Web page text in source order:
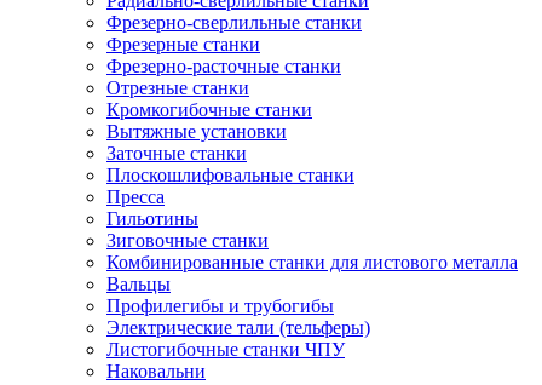
Фрезерно-сверлильные станки
Фрезерные станки
Фрезерно-расточные станки
Отрезные станки
Кромкогибочные станки
Вытяжные установки
Заточные станки
Плоскошлифовальные станки
Пресса
Гильотины
Зиговочные станки
Комбинированные станки для листового металла
Вальцы
Профилегибы и трубогибы
Электрические тали (тельферы)
Листогибочные станки ЧПУ
Наковальни